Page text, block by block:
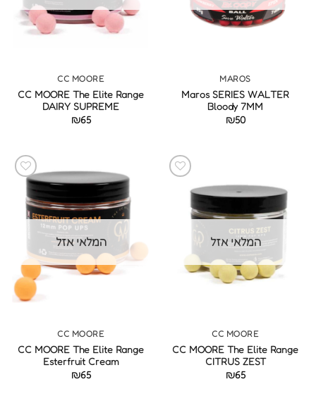
MAROS
Maros SERIES WALTER
Bloody 7MM
₪50
CC MOORE
CC MOORE The Elite Range
DAIRY SUPREME
₪65
המלאי אזל
CC MOORE
CC MOORE The Elite Range
CITRUS ZEST
₪65
המלאי אזל
CC MOORE
CC MOORE The Elite Range
Esterfruit Cream
₪65